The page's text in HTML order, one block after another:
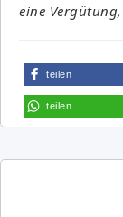
eine
teilen
teilen